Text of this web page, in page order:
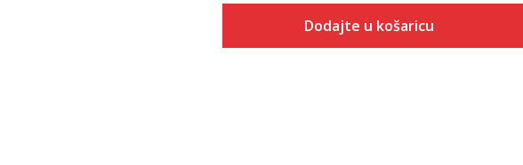
Dodajte u košaricu